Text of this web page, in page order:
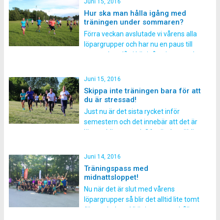
sedan, men det mesta har kantats […]
Juni 15, 2016
Hur ska man hålla igång med
träningen under sommaren?
Förra veckan avslutade vi vårens alla
löpargrupper och har nu en paus till
september då vi kör igång igen med
långt att nu få lov att träna hela
kommer några tips på hur du klarar
Juni 15, 2016
Skippa inte träningen bara för att
du är stressad!
Just nu är det sista rycket inför
semestern och det innebär att det är
lätt att bli stressad. Ofta är det väldigt
man verkligen ska hinna njuta av
skolavslutningar,
studentmottagningar och mycket
annat som händer vid sidan av. Hur
[…]
Juni 14, 2016
Träningspass med
midnattsloppet!
Nu när det är slut med vårens
löpargrupper så blir det alltid lite tomt
för oss ledare. Vi är ju vana att hålla